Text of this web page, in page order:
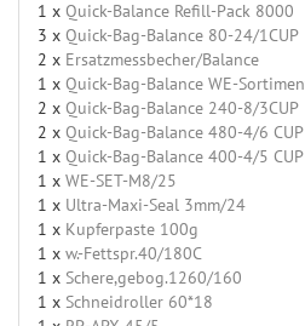
1 x Quick-Balance Refill-Pack 8000
3 x Quick-Bag-Balance 80-24/1CUP
2 x Ersatzmessbecher/Balance
1 x Quick-Bag-Balance WE-
2 x Quick-Bag-Balance 240-8/3CUP
2 x Quick-Bag-Balance 480-4/6 CUP
1 x Quick-Bag-Balance 400-4/5 CUP
1 x WE-SET-M8/25
1 x Ultra-Maxi-Seal 3mm/24
1 x Kupferpaste 100g
1 x w.-Fettspr.40/180C
1 x Schere,gebog.1260/160
1 x Schneidroller 60*18